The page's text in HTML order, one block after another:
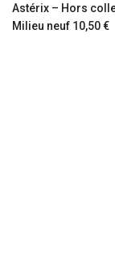
Astérix – Hors
Milieu neuf 10,50 €